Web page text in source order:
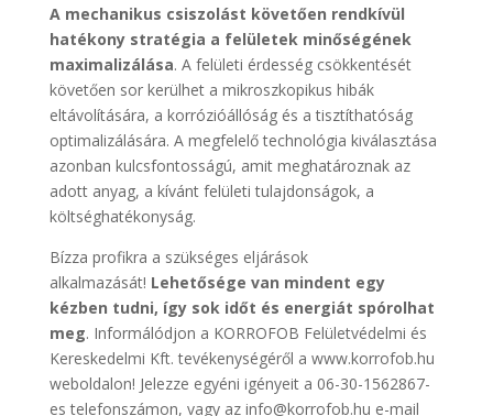
A mechanikus csiszolást követően rendkívül
hatékony stratégia a felületek minőségének
maximalizálása. A felületi érdesség csökkentését
követően sor kerülhet a mikroszkopikus hibák
eltávolítására, a korrózióállóság és a tisztíthatóság
optimalizálására. A megfelelő technológia kiválasztása
azonban kulcsfontosságú, amit meghatároznak az
adott anyag, a kívánt felületi tulajdonságok, a
költséghatékonyság.
Bízza profikra a szükséges eljárások
alkalmazását! Lehetősége van mindent egy
kézben tudni, így sok időt és energiát spórolhat
meg. Informálódjon a KORROFOB Felületvédelmi és
Kereskedelmi Kft. tevékenységéről a www.korrofob.hu
weboldalon! Jelezze egyéni igényeit a 06-30-1562867-
es telefonszámon, vagy az info@korrofob.hu e-mail